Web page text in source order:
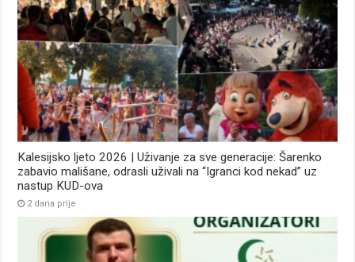
Kalesijsko ljeto 2026 | Uživanje za sve generacije: Šarenko
zabavio mališane, odrasli uživali na “Igranci kod nekad” uz
nastup KUD-ova
2 dana prije